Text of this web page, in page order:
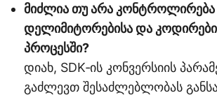
მიძლია თუ არა კონტროლირება
დელიმიტორებისა და
პროცესში?
დიახ, SDK‑ის კონვერსიის
გაძლევთ შესაძლებლობას